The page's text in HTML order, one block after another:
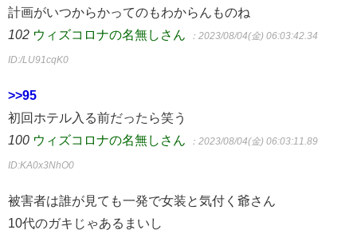
計画がいつからかってのもわからんものね
102 ウィズコロナの名無しさん ：2023/08/04(金) 06:03:42.34
ID:/LU91cqK0
>>95
初回ホテル入る前だったら笑う
100 ウィズコロナの名無しさん ：2023/08/04(金) 06:03:11.89
ID:KA0x3NhO0
被害者は誰が見ても一発で女装と気付く爺さん
10代のガキじゃあるまいし